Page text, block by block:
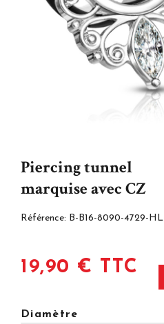
Piercing tunnel
marquise avec CZ
Référence: B-B16-8090-4729-HL
19,90 € TTC
Diamètre